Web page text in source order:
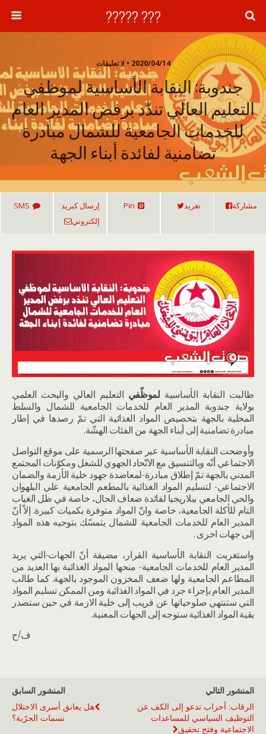
??? ?????
2020/04/14 • لا تعليقات
جندوبة: النقابة الأساسية لموظفي
التعليم العالي تندّد برفض المدير العام
للخدمات الجامعية للشمال مبادرة
تضامنية لفائدة أبناء الجهة
مشاركة تغريد Pin
إرسال كبريد
إلكتروني
SMS
طالبت النقابة الأساسية لموظّفي التعليم العالي والبحث العلمي
بولاية جندوبة المدير العام للخدمات الجامعية للشمال والسلط
المحلية بالجهة بتخصيص المواد الغذائية التي تمّ رصدها في إطار
مبادرة تضامنية إلى أبناء الجهة من الفئات الهشّة.
وأوضحت النقابة الأساسية عبر صفحتها الرسمية على موقع التواصل
الاجتماعي أنّه وبالتنسيق مع الاتّحاد الجهوي للشغل ومكوّنات المجتمع
المدني بالجهة تمّ إطلاق مبادرة-لمعاضدة جهود خلية الأزمة والضمان
الاجتماعي- لتسليم المواد الغذائية بالمطعم الجامعية علي البلهوان
والحي الجامعي ببلاريجيا لفائدة ضعاف الحال، خاصة في ظل الغياب
التام للأكلة الجامعية، خاصة وانّ المواد متوفرة بكميات كبيرة. إلاّ أنّ
المدير العام للخدمات الجامعية للشمال يتمسّك بتوجيه هذه المواد
إلى جهات اخرى .
واستغربت النقابة الأساسية القرار، مضيفة أنّ الجهات-التي يريد
المدير العام للخدمات الجامعية- منحها المواد الغذائية بها العديد من
المطاعم الجامعية ولها ضعف المخزون الموجود بالجهة. كما طالب
المدير العام بإجراء جرد في المواد الغذائية ومن الممكن تسليم المواد
التي ستنتهي صلوحياتها عن قريب إلى خلية الازمة في حين ستصدر
بقية المواد الغذائية ستوجه إلى الجهات المعنية.
ف/ح
المنشور السابق
هل يعانق أسرى الاحتلال
نسمات الحرّية؟
المنشور التالي
الرقاب: أحزاب تدعو إلى الكف عن
التوظيف السياسي للمساعدات
الاجتماعية وفتح تحقيق